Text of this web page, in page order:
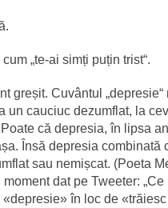
„te-ai simți puțin trist“.
greșit. Cuvântul „depresie“
un cauciuc dezumflat, la
că depresia, în lipsa
Însă depresia combinată
sau nemișcat. (Poeta
dat pe Tweeter: „Ce
«depresie» în loc de